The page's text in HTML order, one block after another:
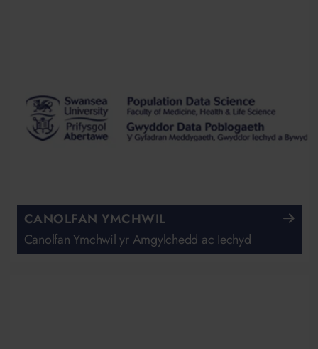
CANOLFAN YMCHWIL
Canolfan Ymchwil yr Amgylchedd ac Iechyd